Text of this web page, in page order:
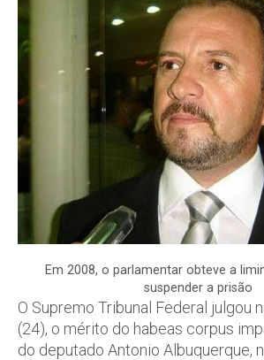
Em 2008, o parlamentar obteve a
suspender a prisão
O Supremo Tribunal Federal julgou
(24), o mérito do habeas corpus
do deputado Antonio Albuquerque,